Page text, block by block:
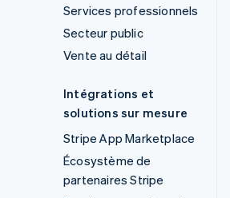
Services professionnels
Secteur public
Vente au détail
Intégrations et
solutions sur mesure
Stripe App Marketplace
Écosystème de
partenaires Stripe